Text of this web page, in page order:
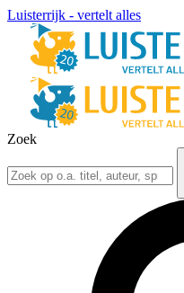
Luisterrijk - vertelt alles
Zoek